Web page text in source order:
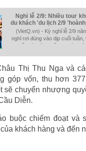
Nghỉ lễ 2/9: Nhiều tour
du khách 'du lịch 2/9
(VietQ.vn) - Kỳ nghỉ lễ 2/9
nghỉ rơi đúng vào dịp cuối
điểm lý tưởng để du khách
Thị Thu Nga và
góp vốn, thu hơn
sẽ chuyển nhượng
Diễn.
buộc chiếm đoạt và
khách hàng và đến